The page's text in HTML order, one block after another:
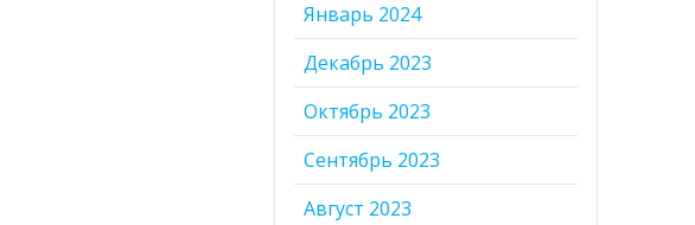
Январь 2024
Декабрь 2023
Октябрь 2023
Сентябрь 2023
Август 2023